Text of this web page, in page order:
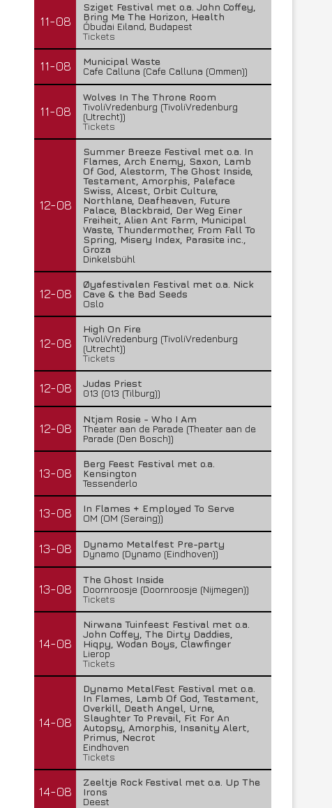
11-08
Sziget Festival met o.a. John Coffey,
Bring Me The Horizon, Health
Óbudai Eiland, Budapest
Tickets
11-08
Municipal Waste
Cafe Calluna (Cafe Calluna (Ommen))
11-08
Wolves In The Throne Room
TivoliVredenburg (TivoliVredenburg
(Utrecht))
Tickets
12-08
Summer Breeze Festival met o.a. In
Flames, Arch Enemy, Saxon, Lamb
Of God, Alestorm, The Ghost Inside,
Testament, Amorphis, Paleface
Swiss, Alcest, Orbit Culture,
Northlane, Deafheaven, Future
Palace, Blackbraid, Der Weg Einer
Freiheit, Alien Ant Farm, Municipal
Waste, Thundermother, From Fall To
Spring, Misery Index, Parasite inc.,
Groza
Dinkelsbühl
12-08
Øyafestivalen Festival met o.a. Nick
Cave & the Bad Seeds
Oslo
12-08
High On Fire
TivoliVredenburg (TivoliVredenburg
(Utrecht))
Tickets
12-08
Judas Priest
013 (013 (Tilburg))
12-08
Ntjam Rosie - Who I Am
Theater aan de Parade (Theater aan de
Parade (Den Bosch))
13-08
Berg Feest Festival met o.a.
Kensington
Tessenderlo
13-08
In Flames + Employed To Serve
OM (OM (Seraing))
13-08
Dynamo Metalfest Pre-party
Dynamo (Dynamo (Eindhoven))
13-08
The Ghost Inside
Doornroosje (Doornroosje (Nijmegen))
Tickets
14-08
Nirwana Tuinfeest Festival met o.a.
John Coffey, The Dirty Daddies,
Hiqpy, Wodan Boys, Clawfinger
Lierop
Tickets
14-08
Dynamo MetalFest Festival met o.a.
In Flames, Lamb Of God, Testament,
Overkill, Death Angel, Urne,
Slaughter To Prevail, Fit For An
Autopsy, Amorphis, Insanity Alert,
Primus, Necrot
Eindhoven
Tickets
14-08
Zeeltje Rock Festival met o.a. Up The
Irons
Deest